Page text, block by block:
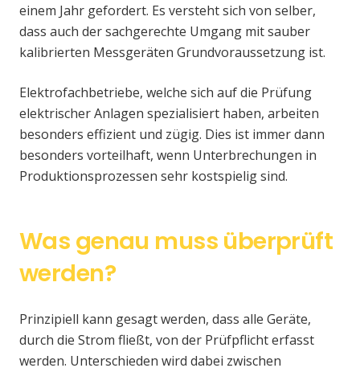
einem Jahr gefordert. Es versteht sich von selber,
dass auch der sachgerechte Umgang mit sauber
kalibrierten Messgeräten Grundvoraussetzung ist.
Elektrofachbetriebe, welche sich auf die Prüfung
elektrischer Anlagen spezialisiert haben, arbeiten
besonders effizient und zügig. Dies ist immer dann
besonders vorteilhaft, wenn Unterbrechungen in
Produktionsprozessen sehr kostspielig sind.
Was genau muss überprüft
werden?
Prinzipiell kann gesagt werden, dass alle Geräte,
durch die Strom fließt, von der Prüfpflicht erfasst
werden. Unterschieden wird dabei zwischen